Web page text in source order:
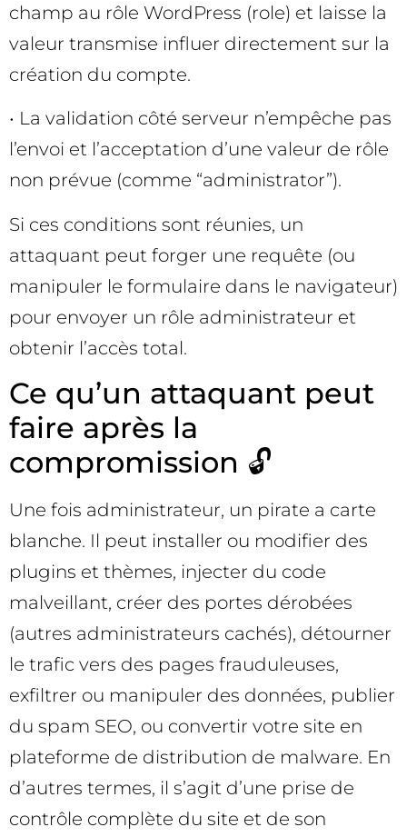
champ au rôle WordPress (role) et laisse la
valeur transmise influer directement sur la
création du compte.
• La validation côté serveur n’empêche pas
l’envoi et l’acceptation d’une valeur de rôle
non prévue (comme “administrator”).
Si ces conditions sont réunies, un
attaquant peut forger une requête (ou
manipuler le formulaire dans le navigateur)
pour envoyer un rôle administrateur et
obtenir l’accès total.
Ce qu’un attaquant peut
faire après la
compromission 🔓
Une fois administrateur, un pirate a carte
blanche. Il peut installer ou modifier des
plugins et thèmes, injecter du code
malveillant, créer des portes dérobées
(autres administrateurs cachés), détourner
le trafic vers des pages frauduleuses,
exfiltrer ou manipuler des données, publier
du spam SEO, ou convertir votre site en
plateforme de distribution de malware. En
d’autres termes, il s’agit d’une prise de
contrôle complète du site et de son